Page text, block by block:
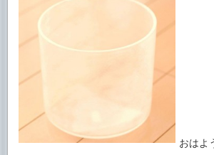
おはよ